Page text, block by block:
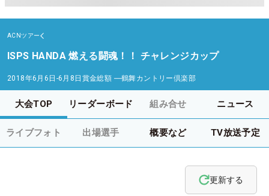
ACNツアー
ISPS HANDA 燃える闘魂！！ チャレンジカップ
2018年6月6日-6月8日 賞金総額 ―鶴舞カントリー倶楽部
大会TOP リーダーボード 組み合せ ニュース
ライブフォト 出場選手 概要など TV放送予定
更新する